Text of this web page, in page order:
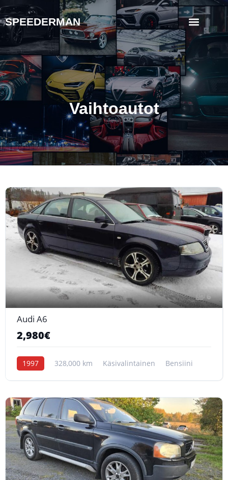
SPEEDERMAN
Vaihtoautot
6
Audi A6
2,980€
1997 328,000 km Käsivalintainen Bensiini